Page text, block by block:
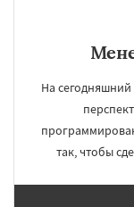
На сегодняшний
так, чтобы